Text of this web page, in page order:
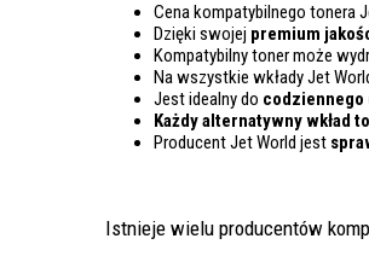
Cena kompatybilnego tonera
Dzięki swojej premium
Kompatybilny toner może
Na wszystkie wkłady Jet
Jest idealny do codziennego
Każdy alternatywny wkład
Producent Jet World jest
Istnieje wielu producentów